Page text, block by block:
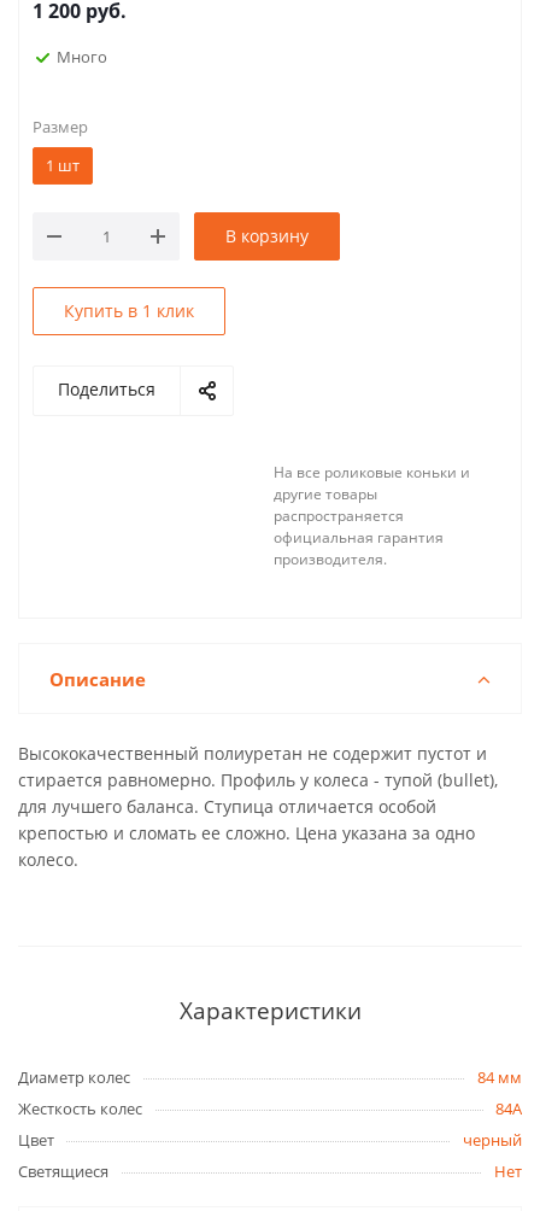
1 200 руб.
Много
Размер
1 шт
В корзину
Купить в 1 клик
Поделиться
На все роликовые коньки и
другие товары
распространяется
официальная гарантия
производителя.
Описание
Высококачественный полиуретан не содержит пустот и
стирается равномерно. Профиль у колеса - тупой (bullet),
для лучшего баланса. Ступица отличается особой
крепостью и сломать ее сложно. Цена указана за одно
колесо.
Характеристики
Диаметр колес
84 мм
Жесткость колес
84A
Цвет
черный
Светящиеся
Нет